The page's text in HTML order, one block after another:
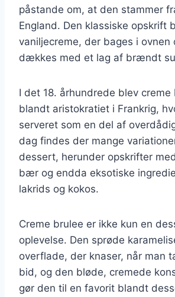
påstande om, at den stammer
England. Den klassiske opskrift
vaniljecreme, der bages i ovnen
dækkes med et lag af brændt
I det 18. århundrede blev
blandt aristokratiet i Frankrig,
serveret som en del af
dag findes der mange
dessert, herunder opskrifter
bær og endda eksotiske
lakrids og kokos.
Creme brulee er ikke kun en
oplevelse. Den sprøde
overflade, der knaser, når man
bid, og den bløde, cremede
gør den til en favorit blandt